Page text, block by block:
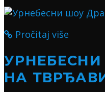
Pročitaj više
НА